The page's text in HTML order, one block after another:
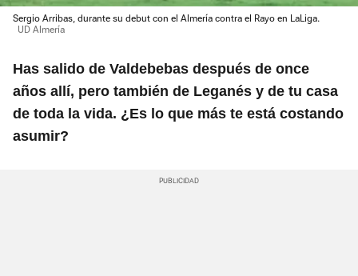
Sergio Arribas, durante su debut con el Almería contra el Rayo en LaLiga.
UD Almería
Has salido de Valdebebas después de once
años allí, pero también de Leganés y de tu casa
de toda la vida. ¿Es lo que más te está costando
asumir?